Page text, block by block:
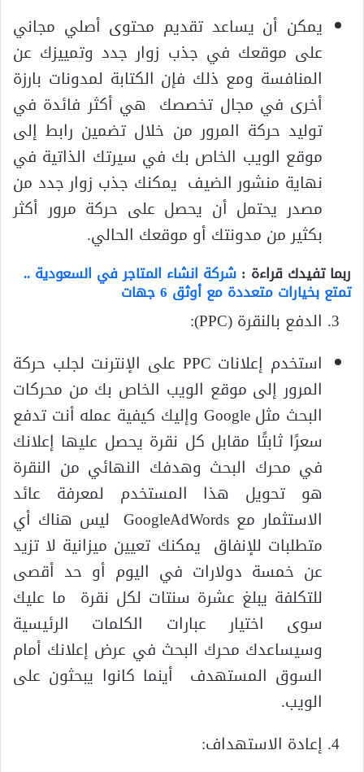
يمكن أن يساعد تقديم محتوى أصلي مجاني
على موقعك في جذب زوار جدد وتمييزك عن
المنافسة ومع ذلك فإن الكتابة لمدونات بارزة
أخرى في مجال تخصصك هي أكثر فائدة في
توليد حركة المرور من خلال تضمين رابط إلى
موقع الويب الخاص بك في سيرتك الذاتية في
نهاية منشور الضيف يمكنك جذب زوار جدد من
مصدر يحتمل أن يحصل على حركة مرور أكثر
بكثير من مدونتك أو موقعك الحالي.
ربما تفيدك قراءة : شركة انشاء المتاجر في السعودية ..
تمتع بخيارات متعددة مع أوثق 6 جهات
الدفع بالنقرة (PPC):
استخدم إعلانات PPC على الإنترنت لجلب حركة
المرور إلى موقع الويب الخاص بك من محركات
البحث مثل Google وإليك كيفية عمله أنت تدفع
سعرًا ثابتًا مقابل كل نقرة يحصل عليها إعلانك
في محرك البحث وهدفك النهائي من النقرة
هو تحويل هذا المستخدم لمعرفة عائد
الاستثمار مع GoogleAdWords ليس هناك أي
متطلبات للإنفاق يمكنك تعيين ميزانية لا تزيد
عن خمسة دولارات في اليوم أو حد أقصى
للتكلفة يبلغ عشرة سنتات لكل نقرة ما عليك
سوى اختيار عبارات الكلمات الرئيسية
وسيساعدك محرك البحث في عرض إعلانك أمام
السوق المستهدف أينما كانوا يبحثون على
الويب.
إعادة الاستهداف: